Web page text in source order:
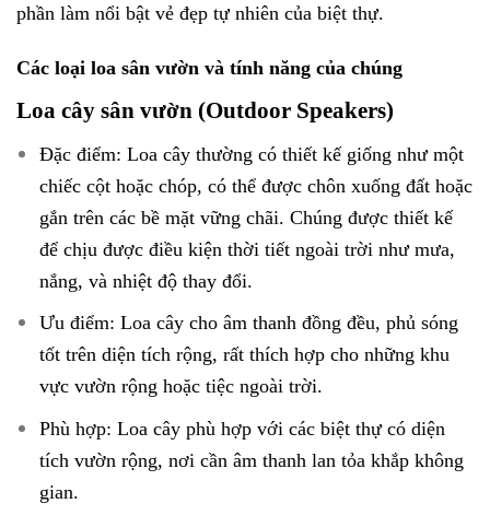
phần làm nổi bật vẻ đẹp tự nhiên của biệt thự.
Các loại loa sân vườn và tính năng của chúng
Loa cây sân vườn (Outdoor Speakers)
Đặc điểm: Loa cây thường có thiết kế giống như một
chiếc cột hoặc chóp, có thể được chôn xuống đất hoặc
gắn trên các bề mặt vững chãi. Chúng được thiết kế
để chịu được điều kiện thời tiết ngoài trời như mưa,
nắng, và nhiệt độ thay đổi.
Ưu điểm: Loa cây cho âm thanh đồng đều, phủ sóng
tốt trên diện tích rộng, rất thích hợp cho những khu
vực vườn rộng hoặc tiệc ngoài trời.
Phù hợp: Loa cây phù hợp với các biệt thự có diện
tích vườn rộng, nơi cần âm thanh lan tỏa khắp không
gian.